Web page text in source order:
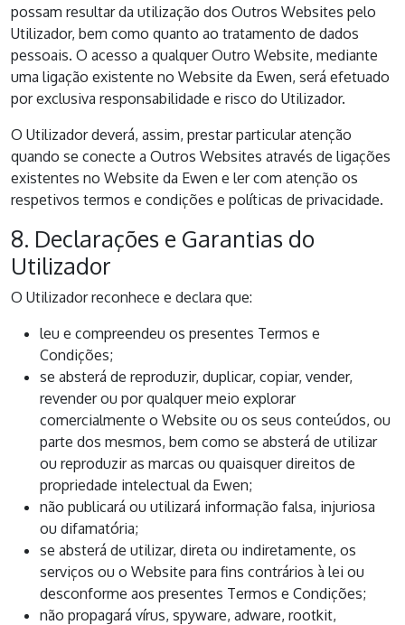
possam resultar da utilização dos Outros Websites pelo
Utilizador, bem como quanto ao tratamento de dados
pessoais. O acesso a qualquer Outro Website, mediante
uma ligação existente no Website da Ewen, será efetuado
por exclusiva responsabilidade e risco do Utilizador.
O Utilizador deverá, assim, prestar particular atenção
quando se conecte a Outros Websites através de ligações
existentes no Website da Ewen e ler com atenção os
respetivos termos e condições e políticas de privacidade.
8. Declarações e Garantias do
Utilizador
O Utilizador reconhece e declara que:
leu e compreendeu os presentes Termos e
Condições;
se absterá de reproduzir, duplicar, copiar, vender,
revender ou por qualquer meio explorar
comercialmente o Website ou os seus conteúdos, ou
parte dos mesmos, bem como se absterá de utilizar
ou reproduzir as marcas ou quaisquer direitos de
propriedade intelectual da Ewen;
não publicará ou utilizará informação falsa, injuriosa
ou difamatória;
se absterá de utilizar, direta ou indiretamente, os
serviços ou o Website para fins contrários à lei ou
desconforme aos presentes Termos e Condições;
não propagará vírus, spyware, adware, rootkit,